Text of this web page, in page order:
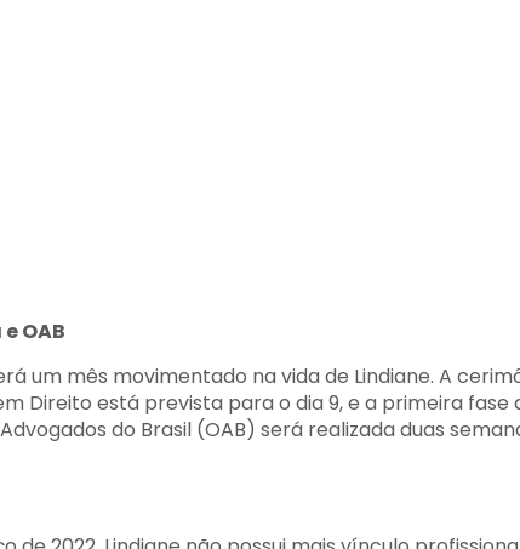
OAB
um mês movimentado na vida de Lindiane. A
Direito está prevista para o dia 9, e a primeira fase
do Brasil (OAB) será realizada duas